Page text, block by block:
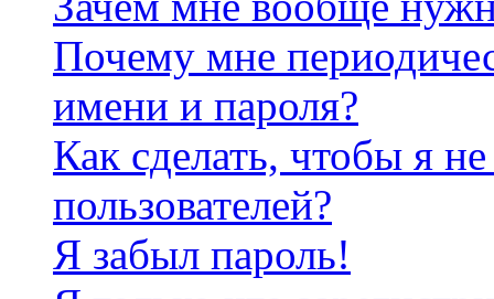
Почему мне
имени и пароля?
Как сделать, чтобы я
пользователей?
Я забыл пароль!